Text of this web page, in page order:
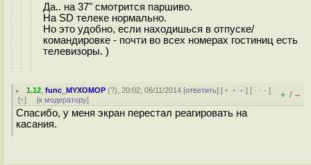
Да.. на 37" смотрится паршиво.
На SD телеке нормально.
Но это удобно, если находишься в отпуске/
командировке - почти во всех номерах гостиниц есть
телевизоры. )
1.12 ,func_MYXOMOP (?), 20:02, 06/11/2014 [ответить] [ ﹢﹢﹢] [ · · ·]
[↑] [к модератору] + / –
Спасибо, у меня экран перестал реагировать на
касания.